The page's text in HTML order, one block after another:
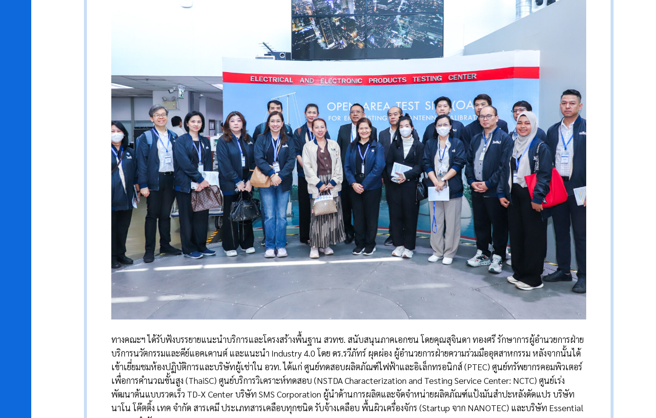
ทางคณะฯ ได้รับฟังบรรยายแนะนำบริการและโครงสร้างพื้นฐาน สวทช. สนับสนุนภาคเอกชน โดยคุณสุจินดา ทองศรี รักษาการผู้อำนวยการฝ่าย
บริการนวัตกรรมและคีย์แอคเคานต์ และแนะนำ Industry 4.0 โดย ดร.รวีภัทร์ ผุดผ่อง ผู้อำนวยการฝ่ายความร่วมมืออุตสาหกรรม หลังจากนั้นได้
เข้าเยี่ยมชมห้องปฏิบัติการและบริษัทผู้เช่าใน อวท. ได้แก่ ศูนย์ทดสอบผลิตภัณฑ์ไฟฟ้าและอิเล็กทรอนิกส์ (PTEC) ศูนย์ทรัพยากรคอมพิวเตอร์
เพื่อการคำนวณขั้นสูง (ThaiSC) ศูนย์บริการวิเคราะห์ทดสอบ (NSTDA Characterization and Testing Service Center: NCTC) ศูนย์เร่ง
พัฒนาต้นแบบรวดเร็ว TD-X Center บริษัท SMS Corporation ผู้นำด้านการผลิตและจัดจำหน่ายผลิตภัณฑ์แป้งมันสำปะหลังดัดแปร บริษัท
นาโน โค๊ตติ้ง เทค จำกัด สารเคมี ประเภทสารเคลือบทุกชนิด รับจ้างเคลือบ พื้นผิวเครื่องจักร (Startup จาก NANOTEC) และบริษัท Essential